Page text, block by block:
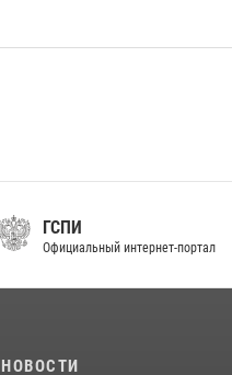
ГСПИ
Официальный интернет-портал
НОВОСТИ